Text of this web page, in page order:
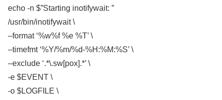
echo -n $”Starting inotifywait: ”
/usr/bin/inotifywait \
–format ‘%w%f %e %T’ \
–timefmt ‘%Y/%m/%d-%H:%M:%S’ \
–exclude ‘.*\.sw[pox].*’ \
-e $EVENT \
-o $LOGFILE \